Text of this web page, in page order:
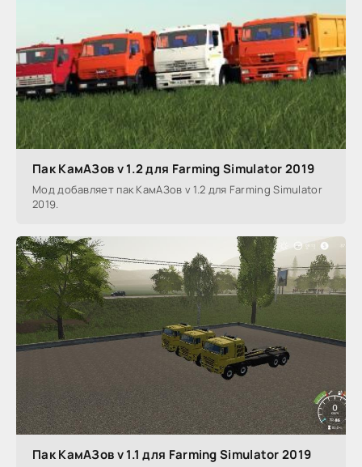
Пак КамАЗов v 1.2 для Farming Simulator 2019
Мод добавляет пак КамАЗов v 1.2 для Farming Simulator
2019.
Пак КамАЗов v 1.1 для Farming Simulator 2019